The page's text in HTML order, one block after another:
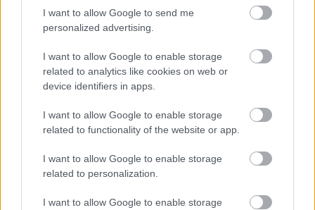
I want to allow Google to send me
personalized advertising.
I want to allow Google to enable storage
related to analytics like cookies on web or
device identifiers in apps.
I want to allow Google to enable storage
related to functionality of the website or app.
I want to allow Google to enable storage
related to personalization.
I want to allow Google to enable storage
Przełom Besko vs. Tempo Nienaszów - relacja, wynik na żywo,
transmisja
Wynik meczu Przełom Besko - Tempo Nienaszów znajdziesz na naszej
stronie zaraz po jego zakończeniu. Jeżeli szukasz informacji meczowych,
zajrzyj tutaj:Przełom Besko vs. Tempo Nienaszów - wynik, składy,
strzelcy
Jeżeli w internecie lub TV dostępna jest
albo innych spotkań Krosno >
Klasa Okręgowa na pewno znajdziesz takie informacje na naszym portalu.
Możliwe jednak, że nigdzie nie pojawi się stream online z tego pojedynku.
Asseco Resovia| Developres Rzeszów |ITA TOOLS Stal Mielec